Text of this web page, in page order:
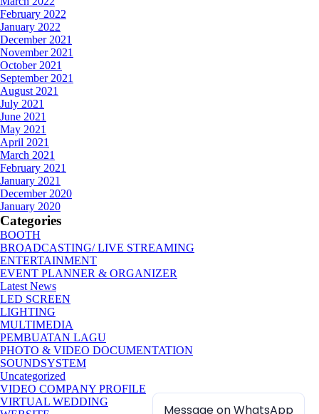
February 2022
January 2022
December 2021
November 2021
October 2021
September 2021
August 2021
July 2021
June 2021
May 2021
April 2021
March 2021
February 2021
January 2021
December 2020
January 2020
Categories
BOOTH
BROADCASTING/ LIVE STREAMING
ENTERTAINMENT
EVENT PLANNER & ORGANIZER
Latest News
LED SCREEN
LIGHTING
MULTIMEDIA
PEMBUATAN LAGU
PHOTO & VIDEO DOCUMENTATION
SOUNDSYSTEM
Uncategorized
VIDEO COMPANY PROFILE
VIRTUAL WEDDING
Message on WhatsApp